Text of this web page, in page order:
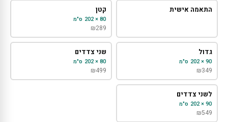
התאמה אישית קטן
80 × 202 ס"מ
₪289
גדול
90 × 202 ס"מ
₪349
שני צדדים
80 × 202 ס"מ
₪499
לשני צדדים
90 × 202 ס"מ
₪549